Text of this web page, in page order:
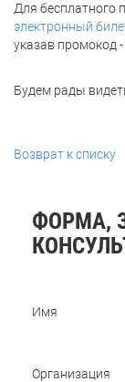
Для бесплатного
электронный
указав промокод -
Будем рады
Возврат к списку
ФОРМА,
Имя
Организация